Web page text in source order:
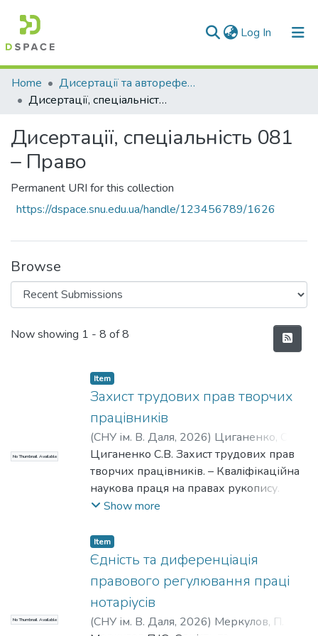
Log In (current)
Communities & Collections
All of DSpace
Statistics
Home
Дисертації та автореферати дисертацій
Дисертації, спеціальність 081 – Право
Дисертації, спеціальність 081
– Право
Permanent URI for this collection
https://dspace.snu.edu.ua/handle/123456789/1626
Browse
Recent Submissions
Now showing 1 - 8 of 8
No Thumbnail Available
Item
Захист трудових прав творчих
працівників
(СНУ ім. В. Даля, 2026) Циганенко, С. В.
Tsyhanenko, S. V.
Циганенко С.В. Захист трудових прав
творчих працівників. – Кваліфікаційна
наукова праця на правах рукопису.
Дисертація на здобуття ступеня
«Право». Східноукраїнський
національний університет імені
Володимира Даля, Міністерство освіти і
науки України. Київ, 2026. Мета
дисертаційного дослідження полягає в
тому, щоб на основі теоретичних
Show more
No Thumbnail Available
Item
Єдність та диференціація
правового регулювання праці
нотаріусів
(СНУ ім. В. Даля, 2026) Меркулов, П. Ю.